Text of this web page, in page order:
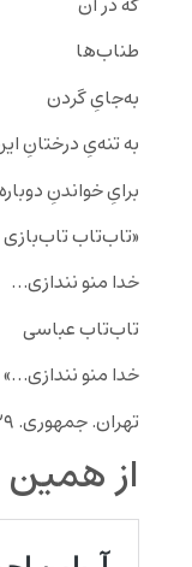
که در آن
طناب‌ها
به‌جایِ گردن
به تنه‌یِ درختانِ‌
برایِ خواندنِ
«تاب‌تاب‌ تاب‌بازی
خدا منو نندازی…
تاب‌تاب عباسی
خدا منو نندازی…»
تهران. جمهوری. ۲۹ اردیبهشت ۱۴۰۲
از